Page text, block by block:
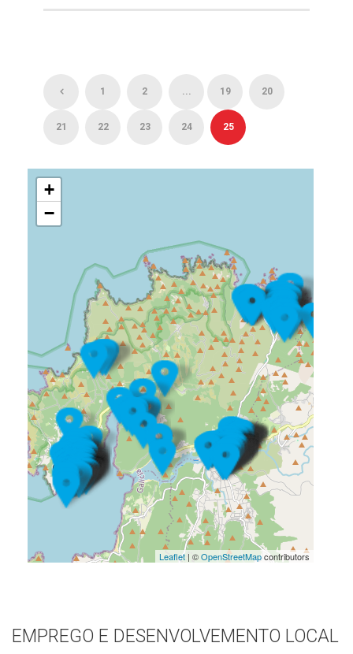
1 2 ... 19 20
21 22 23 24 25
+
−
Leaflet| ©OpenStreetMapcontributors
EMPREGO E DESENVOLVEMENTO LOCAL